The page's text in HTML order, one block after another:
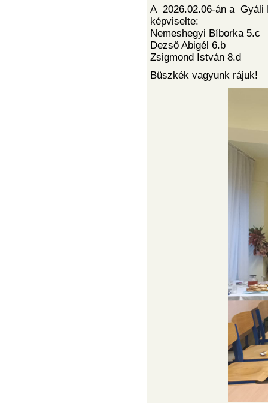
A 2026.02.06-án a Gyáli
képviselte:
Nemeshegyi Bíborka 5.c
Dezső Abigél 6.b
Zsigmond István 8.d
Büszkék vagyunk rájuk!